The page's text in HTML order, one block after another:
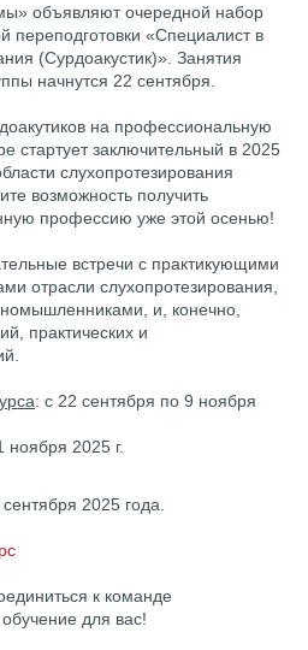
объявляют очередной набор
переподготовки «Специалист в
(Сурдоакустик)». Занятия
начнутся 22 сентября.
на профессиональную
стартует заключительный в 2025
слухопротезирования
возможность получить
профессию уже этой осенью!
встречи с практикующими
отрасли слухопротезирования,
и, конечно,
практических и
: с 22 сентября по 9 ноября
ноября 2025 г.
2025 года.
к команде
для вас!